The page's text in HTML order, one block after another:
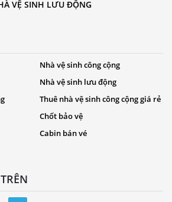
VỆ SINH LƯU ĐỘNG
Nhà vệ sinh công cộng
Nhà vệ sinh lưu động
Thuê nhà vệ sinh công cộng giá rẻ
Chốt bảo vệ
Cabin bán vé